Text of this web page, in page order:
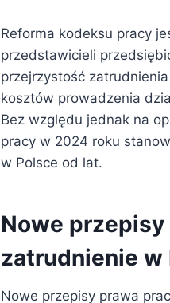
Reforma kodeksu pracy
przedstawicieli
przejrzystość
kosztów prowadzenia
Bez względu jednak na
pracy w 2024 roku
w Polsce od lat.
Nowe przepisy
zatrudnienie w
Nowe przepisy prawa